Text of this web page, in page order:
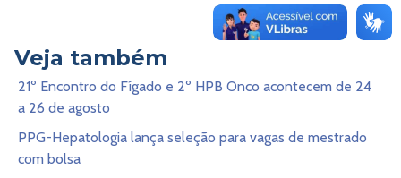
Veja também
21º Encontro do Fígado e 2º HPB Onco acontecem de 24
a 26 de agosto
PPG-Hepatologia lança seleção para vagas de mestrado
com bolsa